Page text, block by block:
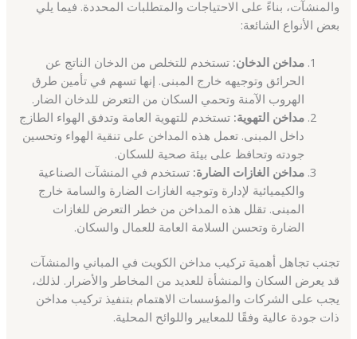
والمنشآت، بناءً على الاحتياجات والمتطلبات المحددة. فيما يلي
بعض الأنواع الشائعة:
مداخن الدخان: تستخدم للتخلص من الدخان الناتج عن
الحرائق وتوجيهه خارج المبنى. إنها تسهم في تأمين طرق
الهروب الآمنة وتحمي السكان من التعرض للدخان الضار.
مداخن التهوية: تستخدم للتهوية العامة وتدفق الهواء الطازج
داخل المبنى. تعمل هذه المداخن على تنقية الهواء وتحسين
جودته وتحافظ على بيئة صحية للسكان.
مداخن الغازات الضارة: تستخدم في المنشآت الصناعية
والكيميائية لإدارة وتوجيه الغازات الضارة والسامة خارج
المبنى. تقلل هذه المداخن من خطر التعرض للغازات
الضارة وتحسن السلامة العامة للعمال والسكان.
تجنب تجاهل أهمية تركيب مداخن الكويت في المباني والمنشآت
قد يعرض السكان والمنشأة للعديد من المخاطر والأضرار. لذلك،
يجب على الشركات والمؤسسات الاهتمام بتنفيذ تركيب مداخن
ذات جودة عالية وفقًا للمعايير واللوائح المحلية.